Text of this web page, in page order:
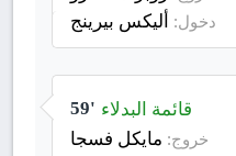
دخول: أليكس بيرينج
59' قائمة البدلاء
خروج: مايكل فسجا